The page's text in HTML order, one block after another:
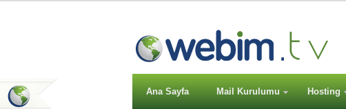
Ana Sayfa Mail Kurulumu Hosting